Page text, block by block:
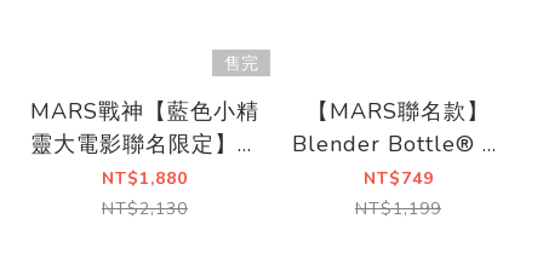
售完
MARS戰神【藍色小精
靈大電影聯名限定】水
解乳清蛋白 | 藍莓優格
風味
NT$1,880
NT$2,130
【MARS聯名款】
Blender Bottle® 不
鏽鋼搖搖杯
NT$749
NT$1,199